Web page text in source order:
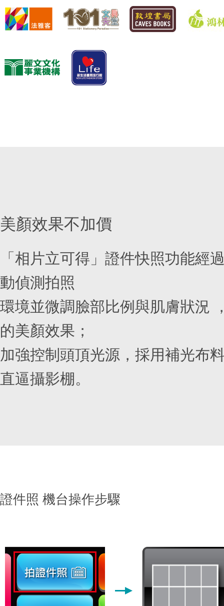
美顏效果不加價
「相片立可得」證件快照功能經
動偵測拍照
環境並微調臉部比例與肌膚狀況
的美顏效果；
加強控制頭頂光源，採用補光布
直逼攝影棚。
證件照 機台操作步驟